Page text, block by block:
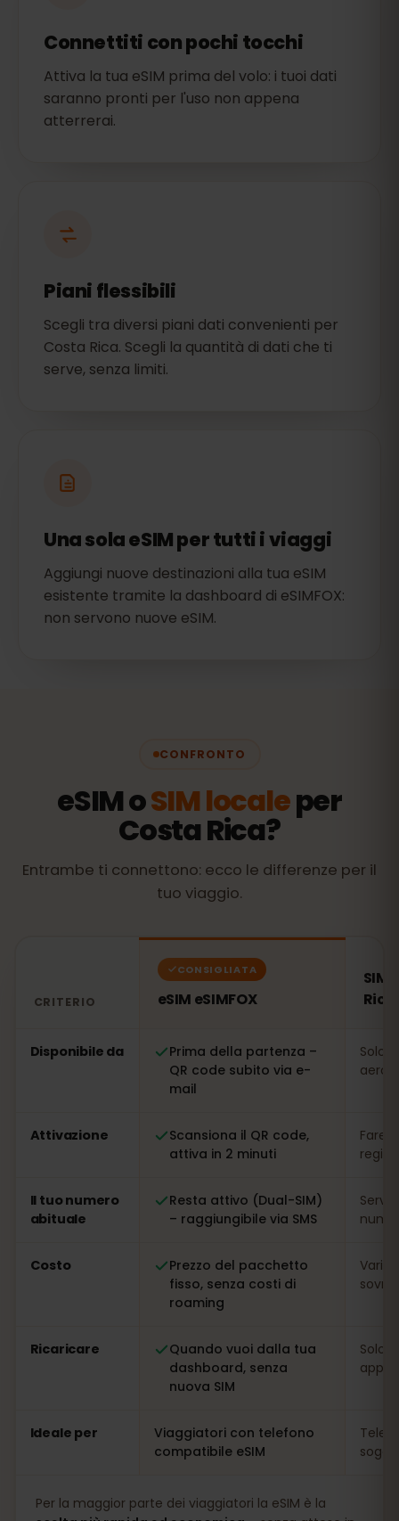
Connettiti con pochi tocchi
Attiva la tua eSIM prima del volo: i tuoi dati
saranno pronti per l'uso non appena
atterrerai.
Piani flessibili
Scegli tra diversi piani dati convenienti per
Costa Rica. Scegli la quantità di dati che ti
serve, senza limiti.
Una sola eSIM per tutti i viaggi
Aggiungi nuove destinazioni alla tua eSIM
esistente tramite la dashboard di eSIMFOX:
non servono nuove eSIM.
CONFRONTO
eSIM oSIM localeper
Costa Rica?
Entrambe ti connettono: ecco le differenze per il
tuo viaggio.
CRITERIO
CONSIGLIATA
eSIM eSIMFOX
SIM
Rica
Disponibile da
Prima della partenza –
QR code subito via e-
mail
Solo
Attivazione
Scansiona il QR code,
attiva in 2 minuti
Fare
Il tuo numero
abituale
Resta attivo (Dual-SIM)
– raggiungibile via SMS
Costo
Prezzo del pacchetto
fisso, senza costi di
roaming
Ricaricare
Quando vuoi dalla tua
dashboard, senza
nuova SIM
Solo
app
Ideale per
Viaggiatori con telefono
compatibile eSIM
Per la maggior parte dei viaggiatori la eSIM è la